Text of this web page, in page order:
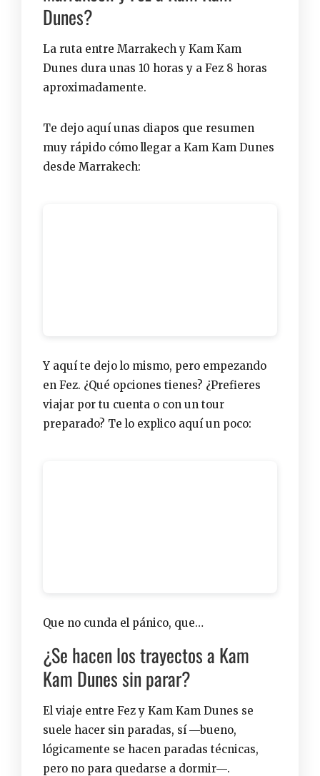
Dunes?
La ruta entre Marrakechy Kam Kam
Dunes dura unas 10 horas y a Fez 8 horas
aproximadamente.
Te dejo aquí unas diapos que resumen
muy rápido cómo llegar a Kam Kam Dunes
desde Marrakech:
Y aquí te dejo lo mismo, pero empezando
en Fez. ¿Qué opciones tienes? ¿Prefieres
viajar por tu cuenta o con un tour
preparado? Te lo explico aquí un poco:
Que no cunda el pánico, que…
¿Se hacen los trayectos a Kam
Kam Dunes sin parar?
El viaje entre Fez y Kam Kam Dunes se
suele hacer sin paradas, sí ―bueno,
lógicamente se hacen paradas técnicas,
pero no para quedarse a dormir―.